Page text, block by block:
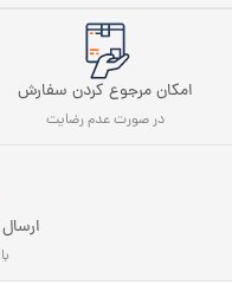
امکان مرجوع کردن سفارش
در صورت عدم رضایت